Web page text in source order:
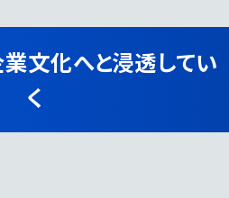
文化へと浸透してい
く